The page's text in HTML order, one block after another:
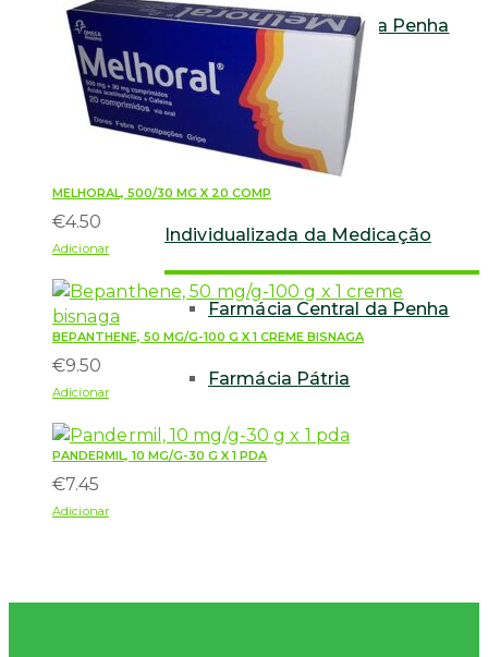
Farmácia Central da Penha
Farmácia Pátria
Serviço de Preparação
Individualizada da Medicação
Farmácia Central da Penha
Farmácia Pátria
MELHORAL, 500/30 MG X 20 COMP
€4.50
Adicionar
BEPANTHENE, 50 MG/G-100 G X 1 CREME BISNAGA
€9.50
Adicionar
PANDERMIL, 10 MG/G-30 G X 1 PDA
€7.45
Adicionar